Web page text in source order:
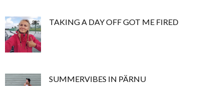
TAKING A DAY OFF GOT ME FIRED
SUMMERVIBES IN PÄRNU